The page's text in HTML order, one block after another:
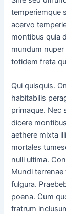
temperiemque
acervo
montibus quia
mundum
totidem freta
Qui quisquis.
habitabilis
primaque. Nec
dicere
aethere mixta
mortales
nulli ultima.
Mundi
fulgura.
poena. Cum
fratrum